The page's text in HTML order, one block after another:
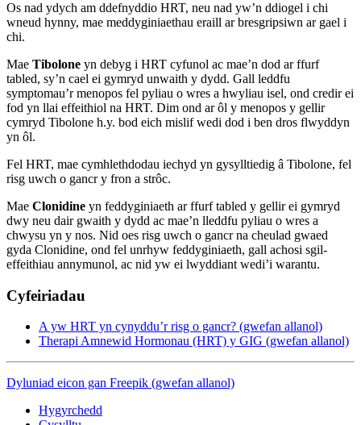
Os nad ydych am ddefnyddio HRT, neu nad yw’n ddiogel i chi
wneud hynny, mae meddyginiaethau eraill ar bresgripsiwn ar gael i
chi.
Mae Tibolone yn debyg i HRT cyfunol ac mae’n dod ar ffurf
tabled, sy’n cael ei gymryd unwaith y dydd. Gall leddfu
symptomau’r menopos fel pyliau o wres a hwyliau isel, ond credir ei
fod yn llai effeithiol na HRT. Dim ond ar ôl y menopos y gellir
cymryd Tibolone h.y. bod eich mislif wedi dod i ben dros flwyddyn
yn ôl.
Fel HRT, mae cymhlethdodau iechyd yn gysylltiedig â Tibolone, fel
risg uwch o gancr y fron a strôc.
Mae Clonidine yn feddyginiaeth ar ffurf tabled y gellir ei gymryd
dwy neu dair gwaith y dydd ac mae’n lleddfu pyliau o wres a
chwysu yn y nos. Nid oes risg uwch o gancr na cheulad gwaed
gyda Clonidine, ond fel unrhyw feddyginiaeth, gall achosi sgil-
effeithiau annymunol, ac nid yw ei lwyddiant wedi’i warantu.
Cyfeiriadau
A yw HRT yn cynyddu’r risg o gancr? (gwefan allanol)
Therapi Amnewid Hormonau (HRT) y GIG (gwefan allanol)
Dyluniad eicon gan Freepik (gwefan allanol)
Hygyrchedd